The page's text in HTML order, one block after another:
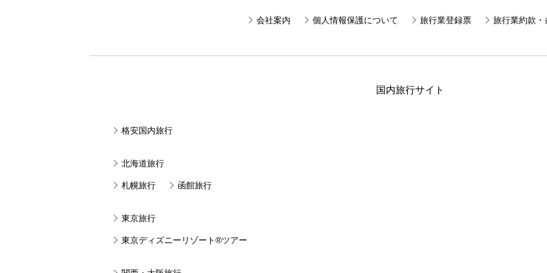
会社案内 個人情報保護について 旅行業登録票 旅行業約款・
国内旅行サイト
格安国内旅行
北海道旅行
札幌旅行 函館旅行
東京旅行
東京ディズニーリゾート®ツアー